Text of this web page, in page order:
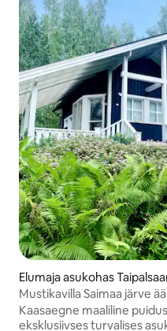
Elumaja asukohas
Mustikavilla Saimaa järve
Kaasaegne maaliline
eksklusiivses turvalises